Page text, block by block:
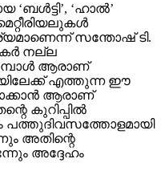
‘ബൾട്ടി’, ‘ഹാൽ’
സന്തോഷ് ടി.
നല്ല
ആരാണ്
എത്തുന്ന ഈ
ആരാണ്
കുറിപ്പിൽ
പത്തുദിവസത്തോളമായി
അതിന്റെ
അദ്ദേഹം